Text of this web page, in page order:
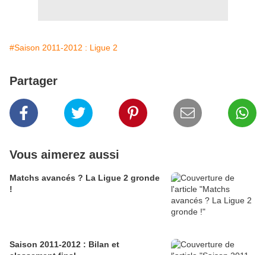
#Saison 2011-2012 : Ligue 2
Partager
Vous aimerez aussi
Matchs avancés ? La Ligue 2 gronde
!
Saison 2011-2012 : Bilan et